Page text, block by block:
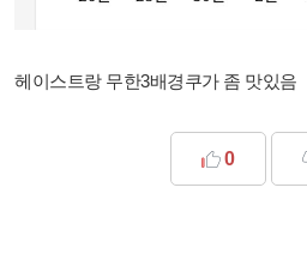
헤이스트랑 무한3배경쿠가 좀 맛있음
0